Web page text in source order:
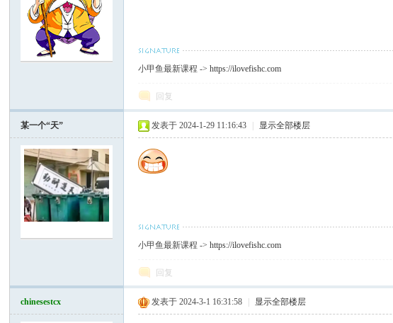
小甲鱼最新课程 ->https://ilovefishc.com
回复
某一个“天” 发表于 2024-1-29 11:16:43 显示全部楼层
小甲鱼最新课程 ->https://ilovefishc.com
回复
chinesestcx 发表于 2024-3-1 16:31:58 显示全部楼层